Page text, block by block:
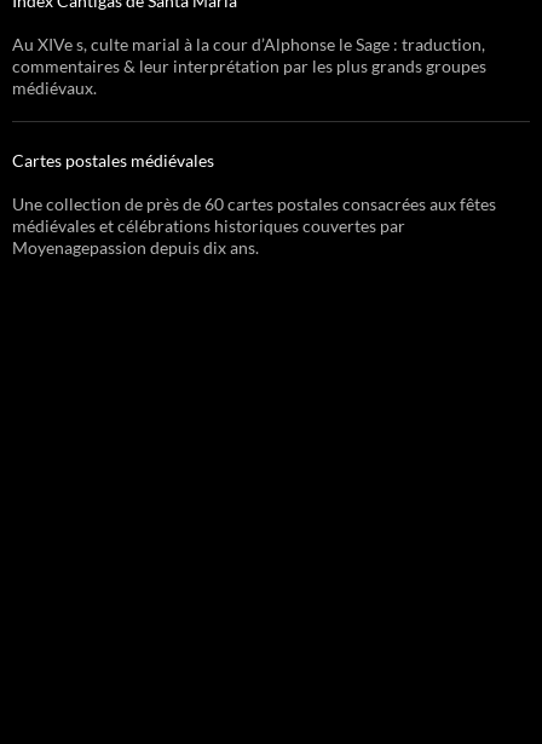
Au XIVe s, culte marial à la cour d’Alphonse le Sage : traduction,
commentaires & leur interprétation par les plus grands groupes
médiévaux.
Cartes postales médiévales
Une collection de près de 60 cartes postales consacrées aux fêtes
médiévales et célébrations historiques couvertes par
Moyenagepassion depuis dix ans.